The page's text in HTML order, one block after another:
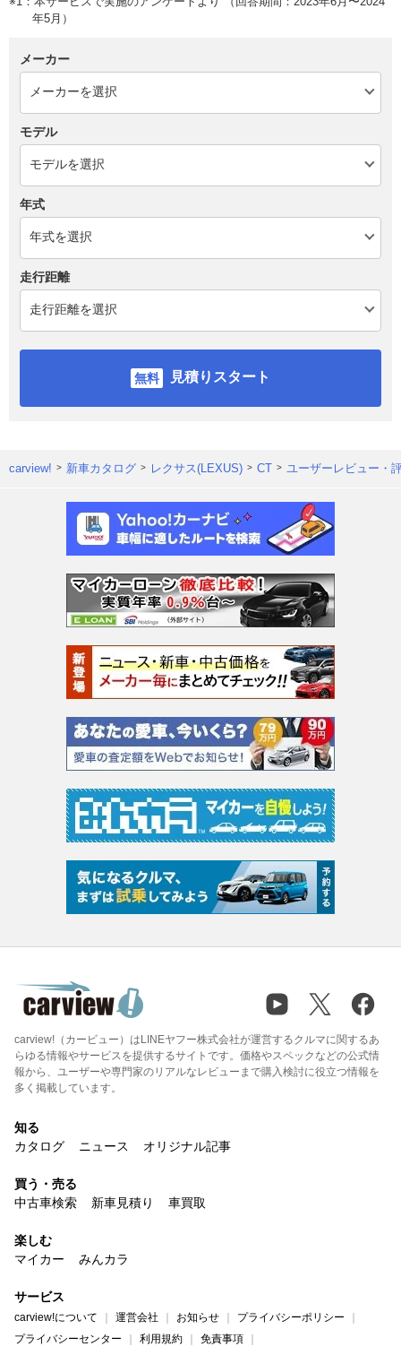
年5月）
メーカー
モデル
年式
走行距離
見積りスタート
carview! 新車カタログ レクサス(LEXUS) CT ユーザーレビュー・
carview!（カービュー）はLINEヤフー株式会社が運営するクルマに関するあ
らゆる情報やサービスを提供するサイトです。価格やスペックなどの公式情
報から、ユーザーや専門家のリアルなレビューまで購入検討に役立つ情報を
多く掲載しています。
知る
カタログ
ニュース オリジナル記事
買う・売る
中古車検索
新車見積り 車買取
楽しむ
マイカー
みんカラ
サービス
carview!について 運営会社 お知らせ
プライバシーポリシー
プライバシーセンター
利用規約
免責事項